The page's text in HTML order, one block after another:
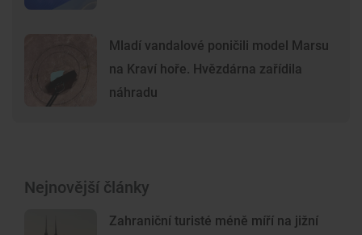
Mladí vandalové poničili model Marsu
na Kraví hoře. Hvězdárna zařídila
náhradu
Nejnovější články
Zahraniční turisté méně míří na jižní